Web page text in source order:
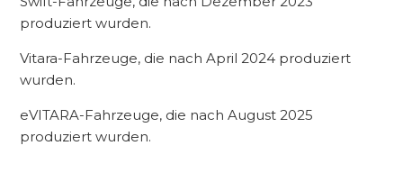
produziert wurden.
Vitara-Fahrzeuge, die nach April 2024 produziert
wurden.
eVITARA-Fahrzeuge, die nach August 2025
produziert wurden.